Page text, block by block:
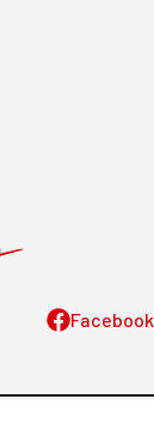
Facebook